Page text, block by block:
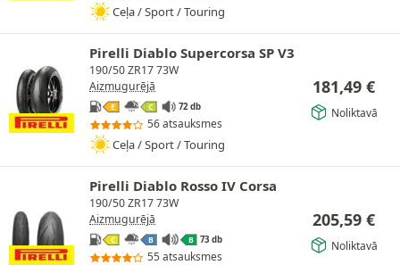
Ceļa / Sport / Touring
Pirelli Diablo Supercorsa SP V3
190/50 ZR17 73W
Aizmugurējā
E C 72 db
56 atsauksmes
Ceļa / Sport / Touring
181,49 €
Noliktavā
Pirelli Diablo Rosso IV Corsa
190/50 ZR17 73W
Aizmugurējā
C B B 73 db
55 atsauksmes
205,59 €
Noliktavā